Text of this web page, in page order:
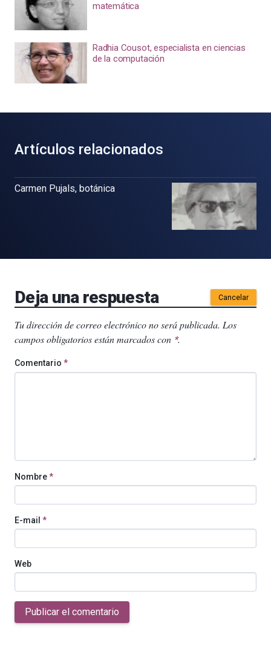
matemática
Radhia Cousot, especialista en ciencias
de la computación
Artículos relacionados
Carmen Pujals, botánica
Deja una respuesta Cancelar
Tu dirección de correo electrónico no será publicada. Los
campos obligatorios están marcados con *.
Comentario *
Nombre*
E-mail *
Web
Publicar el comentario